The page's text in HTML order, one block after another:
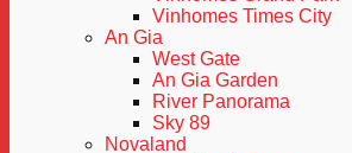
Vinhomes Times City
An Gia
West Gate
An Gia Garden
River Panorama
Sky 89
Novaland